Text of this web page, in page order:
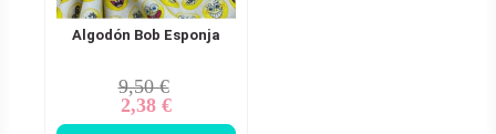
Algodón Bob Esponja
Precio
base
9,50 €
Precio
2,38 €